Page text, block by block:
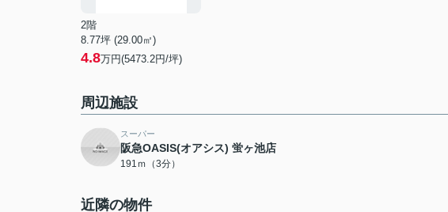
2階
8.77坪 (29.00㎡)
4.8万円(5473.2円/坪)
周辺施設
スーパー
阪急OASIS(オアシス) 蛍ヶ池店
191ｍ（3分）
近隣の物件